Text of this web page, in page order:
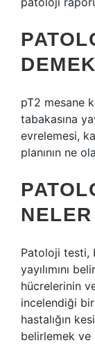
pT2 mesane
tabakasına
evrelemesi,
planının ne
Patoloji testi,
yayılımını
hücrelerinin
incelendiği
hastalığın
belirlemek ve